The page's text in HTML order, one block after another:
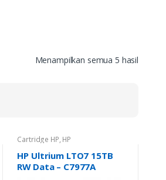
Menampilkan semua 5 hasil
Cartridge HP, HP
HP Ultrium LTO7 15TB
RW Data – C7977A